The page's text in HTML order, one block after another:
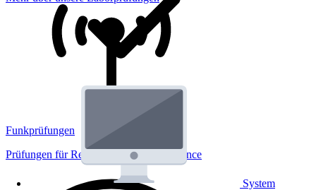
System
Funkprüfungen
Prüfungen für Regulatorik und Performance